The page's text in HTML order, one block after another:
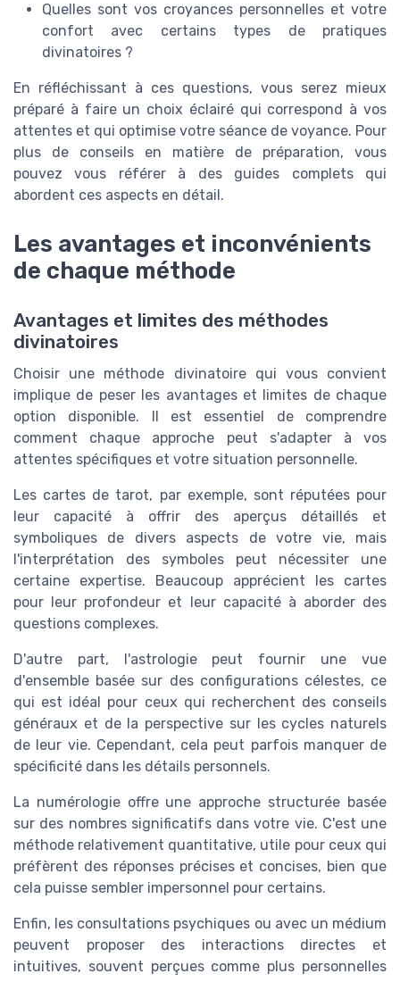
Quelles sont vos croyances personnelles et votre
confort avec certains types de pratiques
divinatoires ?
En réfléchissant à ces questions, vous serez mieux
préparé à faire un choix éclairé qui correspond à vos
attentes et qui optimise votre séance de voyance. Pour
plus de conseils en matière de préparation, vous
pouvez vous référer à des guides complets qui
abordent ces aspects en détail.
Les avantages et inconvénients
de chaque méthode
Avantages et limites des méthodes
divinatoires
Choisir une méthode divinatoire qui vous convient
implique de peser les avantages et limites de chaque
option disponible. Il est essentiel de comprendre
comment chaque approche peut s'adapter à vos
attentes spécifiques et votre situation personnelle.
Les cartes de tarot, par exemple, sont réputées pour
leur capacité à offrir des aperçus détaillés et
symboliques de divers aspects de votre vie, mais
l'interprétation des symboles peut nécessiter une
certaine expertise. Beaucoup apprécient les cartes
pour leur profondeur et leur capacité à aborder des
questions complexes.
D'autre part, l'astrologie peut fournir une vue
d'ensemble basée sur des configurations célestes, ce
qui est idéal pour ceux qui recherchent des conseils
généraux et de la perspective sur les cycles naturels
de leur vie. Cependant, cela peut parfois manquer de
spécificité dans les détails personnels.
La numérologie offre une approche structurée basée
sur des nombres significatifs dans votre vie. C'est une
méthode relativement quantitative, utile pour ceux qui
préfèrent des réponses précises et concises, bien que
cela puisse sembler impersonnel pour certains.
Enfin, les consultations psychiques ou avec un médium
peuvent proposer des interactions directes et
intuitives, souvent perçues comme plus personnelles